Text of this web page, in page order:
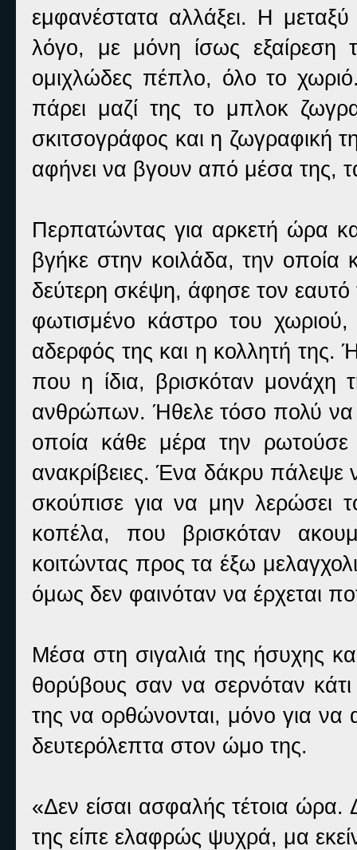
εμφανέστατα αλλάξει. Η
λόγο, με μόνη ίσως
ομιχλώδες πέπλο, όλο το
πάρει μαζί της το μπλοκ
σκιτσογράφος και η ζωγραφική
αφήνει να βγουν από μέσα της,
Περπατώντας για αρκετή ώρα
βγήκε στην κοιλάδα, την οποία
δεύτερη σκέψη, άφησε τον
φωτισμένο κάστρο του
αδερφός της και η κολλητή της.
που η ίδια, βρισκόταν μονάχη
ανθρώπων. Ήθελε τόσο πολύ να
οποία κάθε μέρα την
ανακρίβειες. Ένα δάκρυ πάλεψε
σκούπισε για να μην λερώσει
κοπέλα, που βρισκόταν
κοιτώντας προς τα έξω
όμως δεν φαινόταν να έρχεται
Μέσα στη σιγαλιά της ήσυχης
θορύβους σαν να σερνόταν
της να ορθώνονται, μόνο για να
δευτερόλεπτα στον ώμο της.
«Δεν είσαι ασφαλής τέτοια
της είπε ελαφρώς ψυχρά, μα